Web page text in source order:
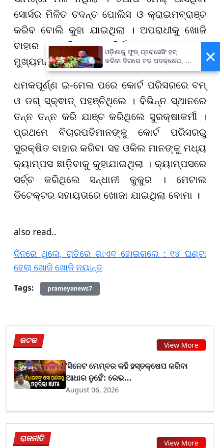
ସୋର୍ସର ମିଳିତ ତଦନ୍ତ ପୋଲିସ ଓ କ୍ରାଇମବ୍ରାଞ୍ଚ
କରିବ ବୋଲି କୁହା ଯାଇଥିଲା । ଅପରାଧୀକୁ ଖୋଜି
ବାହାର କରିବାକୁ ନିର୍ଦ୍ଦେଶ ଦେଇଥିଲେ
ମୁଖ୍ୟମନ୍ତ୍ରୀ ମୋହନ ଚରଣ ମାଝୀ ।
ଧମକପୂର୍ଣ୍ଣ ଇ-ମେଲ ପରେ କୋର୍ଟ ପରିସରରେ ବମ୍
ଓ ଡଗ୍ ସ୍କ୍ଵାଡ୍ ପହଞ୍ଚିଥିଲେ । ବିଭିନ୍ନ ସ୍ଥାନରେ
ତନ୍ନ ତନ୍ନ କରି ଯାଞ୍ଚ କରିଥିଲେ ସୁରକ୍ଷାକର୍ମୀ ।
ପ୍ରଥମେ ବିଚାରପତିମାନଙ୍କୁ କୋର୍ଟ ପରିସରରୁ
ସୁରକ୍ଷିତ ବାହାର କରିବା ସହ ଓକିଲ ମାନଙ୍କୁ ମଧ୍ୟ
କ୍ୟାମ୍ପସ ଛାଡ଼ିବାକୁ କୁହାଯାଇଥିଲା । କ୍ୟାମ୍ପସରେ
ସର୍ଚ୍ଚ କରିଥିଲେ ସନ୍ଧାନୀ କୁକୁର । ମେଟାଲ
ଡିଟେକ୍ଟର ସହାୟତାରେ ଖୋଜା ଯାଇଥିଲା ବୋମା ।
​​​also read..
ଦିନରେ ଥିଲେ, ରାତିରେ ଗାଏବ ହୋଇଗଲେ : ୧୪ ଘଣ୍ଟା
ହେଲା ଖୋଜି ଖୋଜି ନୟାନ୍ତ
Tags: prameyanews7
କଟକ View More
‘ସିନେଟ ମେମ୍ବର କହି ହସ୍ତକ୍ଷେପ କରିବା
ଆଧାର ନୁହେଁ’: ରେଭ...
August 06, 2026
ରାଜନୀତି View More
×
ଓଡ଼ିଶାକୁ ଫୁଡ୍ ପ୍ରୋସେସିଂ ହବ୍
କରିବା ଦିଗରେ ବଡ଼ ପଦକ୍ଷେପ, ୪୨
ହଜାରରୁ ଅଧିକ ନିଯୁକ୍ତି ସୁଯୋଗ